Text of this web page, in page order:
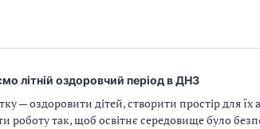
літній оздоровчий період в ДНЗ
— оздоровити дітей, створити простір для їх
роботу так, щоб освітнє середовище було